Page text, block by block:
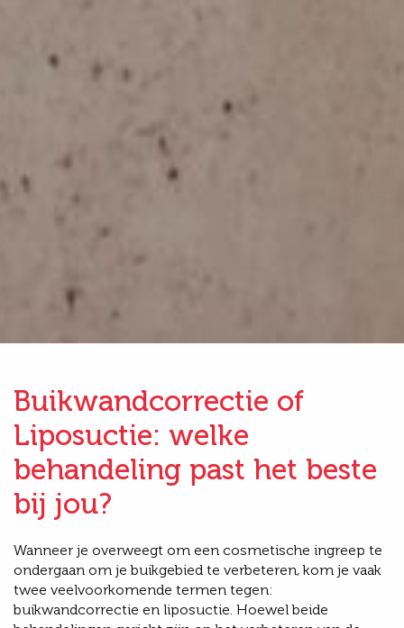
Buikwandcorrectie of
Liposuctie: welke
behandeling past het beste
bij jou?
Wanneer je overweegt om een cosmetische ingreep te
ondergaan om je buikgebied te verbeteren, kom je vaak
twee veelvoorkomende termen tegen:
buikwandcorrectie en liposuctie. Hoewel beide